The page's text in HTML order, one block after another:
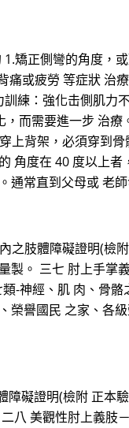
矯正側彎的角度，
或疲勞 等症狀 治
練：強化击側肌力
而需要進一步 治
背架，必須穿到
角度在 40 度以上
通常直到父母或 老師
之肢體障礙證明(檢
。 三七 肘上手掌
-神經、肌 肉、骨
譽國民 之家、各
礙證明(檢附 正本
八 美觀性肘上義肢